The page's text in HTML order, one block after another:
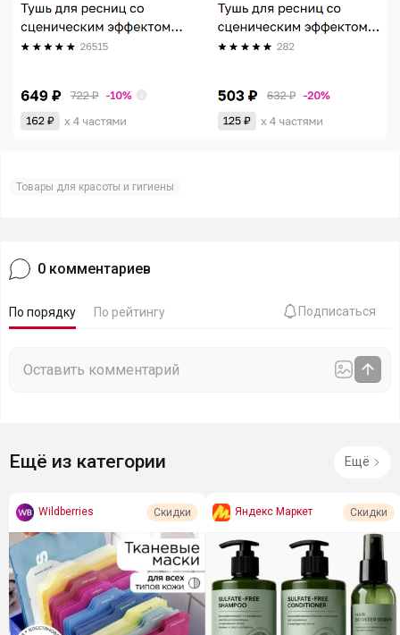
Товары для красоты и гигиены
0 комментариев
По порядку По рейтингу Подписаться
Ещё из категории Ещё
Wildberries Скидки Яндекс Маркет Скидки